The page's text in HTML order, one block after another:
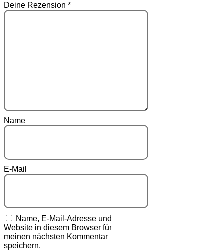
Deine Rezension *
Name
E-Mail
Name, E-Mail-Adresse und
Website in diesem Browser für
meinen nächsten Kommentar
speichern.